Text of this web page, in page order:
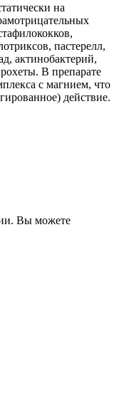
на
пастерелл,
актинобактерий,
В препарате
с магнием, что
действие.
Вы можете